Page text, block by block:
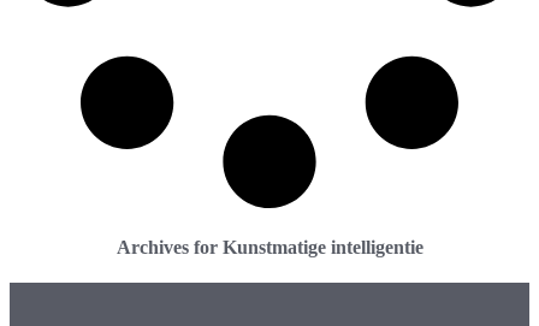
Archives for Kunstmatige intelligentie